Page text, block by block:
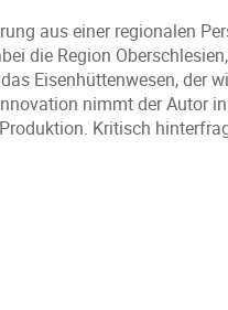
aus einer regionalen
die Region
Eisenhüttenwesen, der
nimmt der Autor
Kritisch